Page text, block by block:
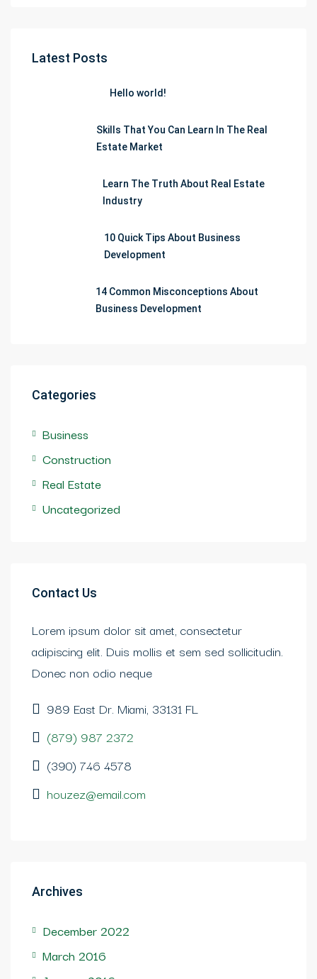
Latest Posts
Hello world!
Skills That You Can Learn In The Real
Estate Market
Learn The Truth About Real Estate
Industry
10 Quick Tips About Business
Development
14 Common Misconceptions About
Business Development
Categories
Business
Construction
Real Estate
Uncategorized
Contact Us
Lorem ipsum dolor sit amet, consectetur
adipiscing elit. Duis mollis et sem sed sollicitudin.
Donec non odio neque
989 East Dr. Miami, 33131 FL
(879) 987 2372
(390) 746 4578
houzez@email.com
Archives
December 2022
March 2016